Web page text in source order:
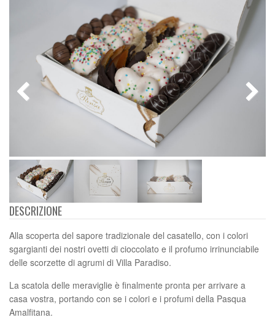
DESCRIZIONE
Alla scoperta del sapore tradizionale del casatello, con i colori
sgargianti dei nostri ovetti di cioccolato e il profumo irrinunciabile
delle scorzette di agrumi di Villa Paradiso.
La scatola delle meraviglie è finalmente pronta per arrivare a
casa vostra, portando con se i colori e i profumi della Pasqua
Amalfitana.